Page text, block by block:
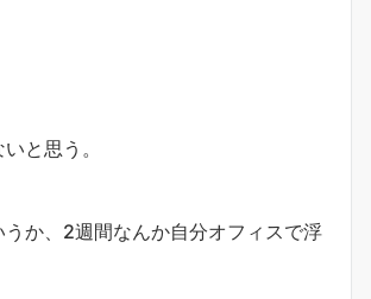
と思う。
うか、2週間なんか自分オフィスで浮